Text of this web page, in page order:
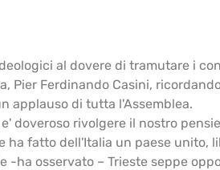
al dovere di tramutare i
Pier Ferdinando Casini,
applauso di tutta l'Assemblea.
doveroso rivolgere il nostro
fatto dell'Italia un paese unito,
ha osservato – Trieste seppe